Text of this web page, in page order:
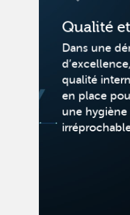
Qualité
Dans une
qualité
en place
une hygiène